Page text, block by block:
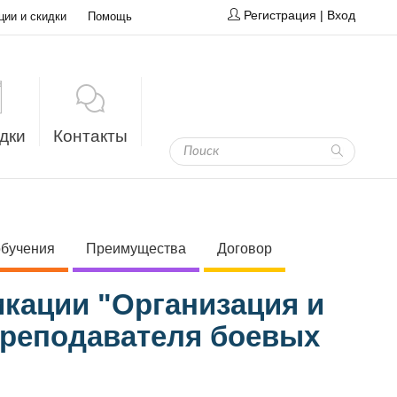
и скидки Помощь Регистрация | Вход
Контакты
Преимущества Договор
"Организация и
боевых